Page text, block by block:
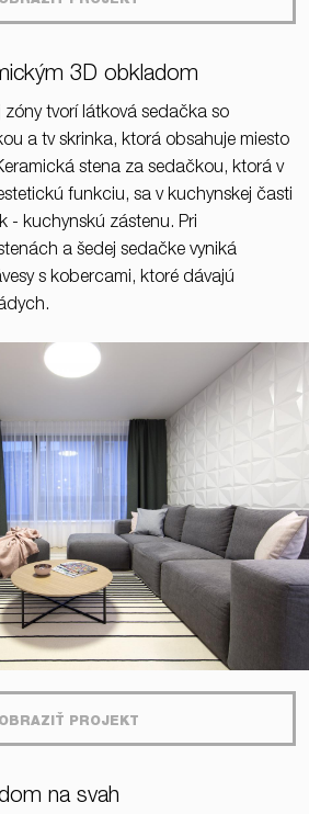
3D obkladom
tvorí látková sedačka so
a tv skrinka, ktorá obsahuje miesto
stena za sedačkou, ktorá v
funkciu, sa v kuchynskej časti
- kuchynskú zástenu. Pri
a šedej sedačke vyniká
s kobercami, ktoré dávajú
PROJEKT
na svah